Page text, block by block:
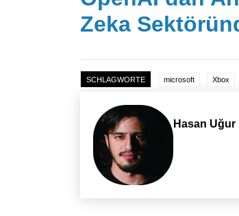
Zeka
SCHLAGWORTE microsoft Xbox
Hasan Uğur